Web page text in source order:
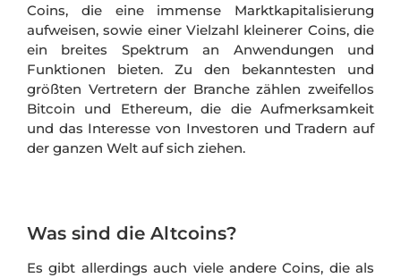
Coins, die eine immense Marktkapitalisierung
aufweisen, sowie einer Vielzahl kleinerer Coins, die
ein breites Spektrum an Anwendungen und
Funktionen bieten. Zu den bekanntesten und
größten Vertretern der Branche zählen zweifellos
Bitcoin und Ethereum, die die Aufmerksamkeit
und das Interesse von Investoren und Tradern auf
der ganzen Welt auf sich ziehen.
Was sind die Altcoins?
Es gibt allerdings auch viele andere Coins, die als